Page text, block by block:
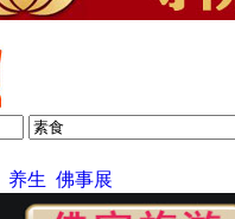
养生 佛事展